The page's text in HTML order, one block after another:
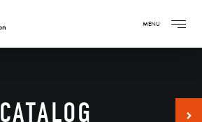
MENU
CATALOG